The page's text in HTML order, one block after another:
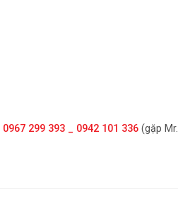
0967 299 393 _ 0942 101 336 (gặp Mr.